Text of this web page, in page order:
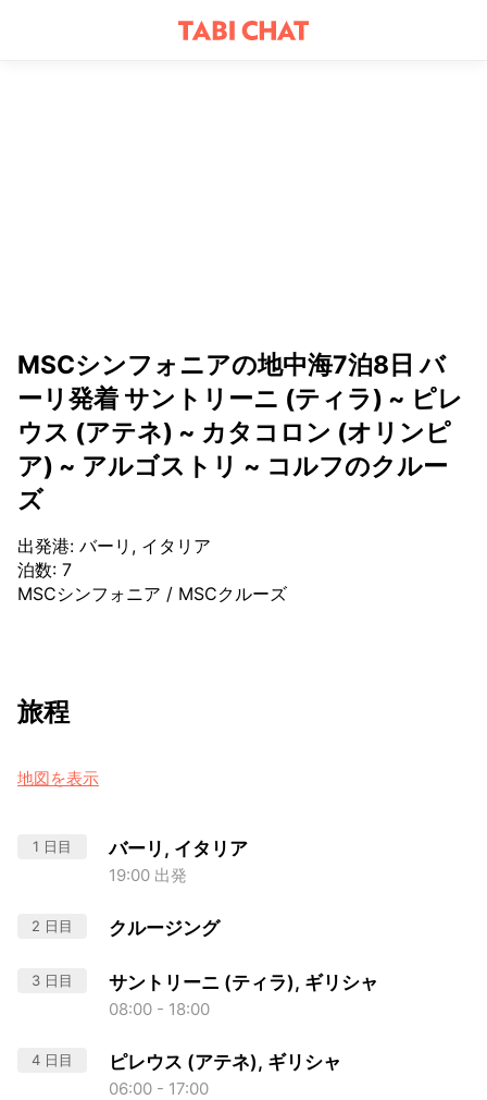
MSCシンフォニアの地中海7泊8日 バ
ーリ発着 サントリーニ (ティラ) ~ ピレ
ウス (アテネ) ~ カタコロン (オリンピ
ア) ~ アルゴストリ ~ コルフのクルー
ズ
出発港: バーリ, イタリア
泊数: 7
MSCシンフォニア / MSCクルーズ
旅程
地図を表示
1 日目 バーリ, イタリア
19:00 出発
2 日目 クルージング
3 日目 サントリーニ (ティラ), ギリシャ
08:00 - 18:00
4 日目 ピレウス (アテネ), ギリシャ
06:00 - 17:00